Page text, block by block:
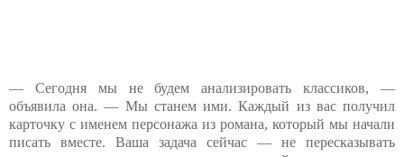
— Сегодня мы не будем анализировать классиков, —
объявила она. — Мы станем ими. Каждый из вас получил
карточку с именем персонажа из романа, который мы начали
писать вместе. Ваша задача сейчас — не пересказывать